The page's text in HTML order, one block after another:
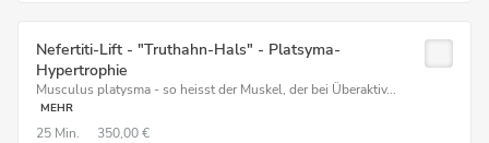
Nefertiti-Lift - "Truthahn-Hals" - Platsyma-
Hypertrophie
Musculus platysma - so heisst der Muskel, der bei Überaktiv...
MEHR
25 Min. 350,00 €